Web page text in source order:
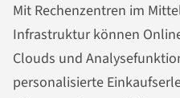
Mit Rechenzentren im
Infrastruktur können
Clouds und
personalisierte